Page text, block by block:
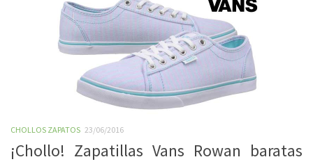
CHOLLOS ZAPATOS 23/06/2016
¡Chollo! Zapatillas Vans Rowan baratas